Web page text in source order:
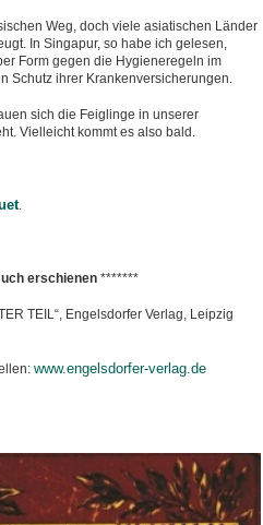
Weg, doch viele asiatischen Länder
In Singapur, so habe ich gelesen,
Form gegen die Hygieneregeln im
Schutz ihrer Krankenversicherungen.
sich die Feiglinge in unserer
Vielleicht kommt es also bald.
.
erschienen *******
TEIL“, Engelsdorfer Verlag, Leipzig
www.engelsdorfer-verlag.de